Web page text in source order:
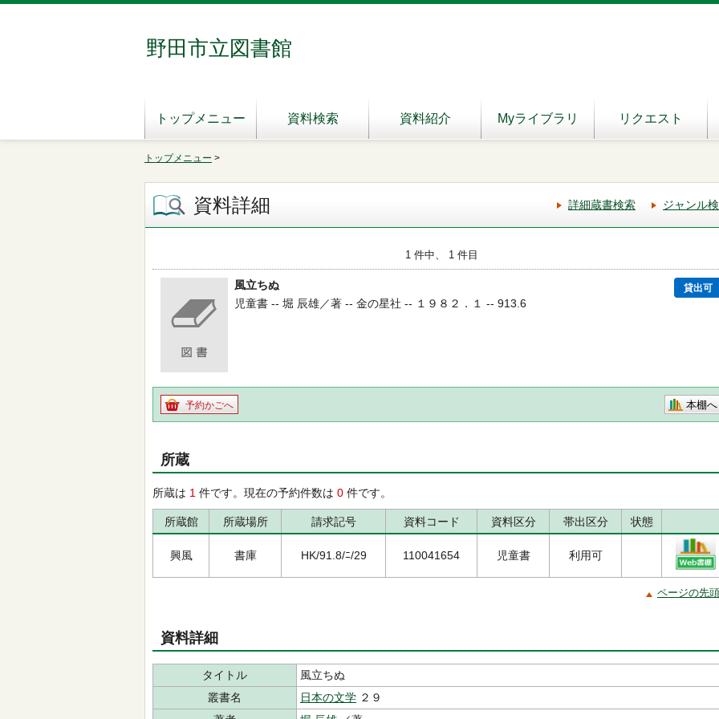
野田市立図書館
トップメニュー 資料検索 資料紹介 Myライブラリ リクエスト
トップメニュー >
資料詳細 詳細蔵書検索 ジャンル
1 件中、 1 件目
風立ちぬ 貸出可
児童書 -- 堀 辰雄／著 -- 金の星社 -- １９８２．１ -- 913.6
予約かごへ 本棚へ
所蔵
所蔵は 1 件です。現在の予約件数は 0 件です。
所蔵館 所蔵場所 請求記号 資料コード 資料区分 帯出区分 状態
興風 書庫 HK/91.8/ﾆ/29 110041654 児童書 利用可
ページの先
資料詳細
タイトル
風立ちぬ
叢書名
日本の文学 ２９